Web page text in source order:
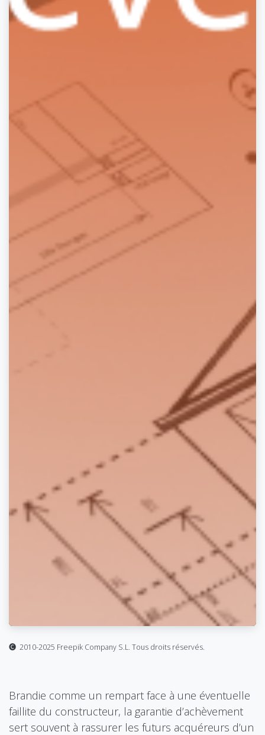
🅒 2010-2025 Freepik Company S.L. Tous droits réservés.
Brandie comme un rempart face à une éventuelle
faillite du constructeur, la garantie d’achèvement
sert souvent à rassurer les futurs acquéreurs d’un